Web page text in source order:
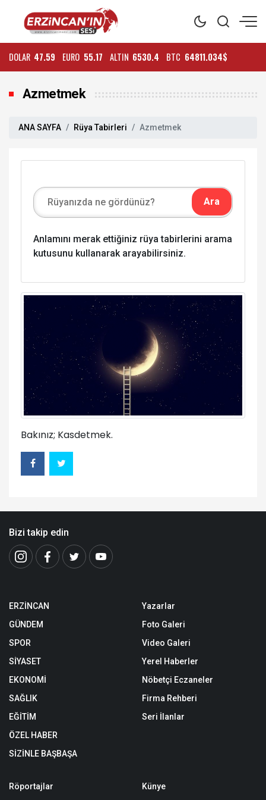
DOLAR 47.59 EURO 55.17 ALTIN 6530.4 BTC 64811.034$
Azmetmek
ANA SAYFA Rüya Tabirleri Azmetmek
Anlamını merak ettiğiniz rüya tabirlerini arama
kutusunu kullanarak arayabilirsiniz.
Bakınız; Kasdetmek.
Bizi takip edin
ERZİNCAN
GÜNDEM
SPOR
SİYASET
EKONOMİ
SAĞLIK
EĞİTİM
ÖZEL HABER
SİZİNLE BAŞBAŞA
Yazarlar
Foto Galeri
Video Galeri
Yerel Haberler
Nöbetçi Eczaneler
Firma Rehberi
Seri İlanlar
Röportajlar Künye